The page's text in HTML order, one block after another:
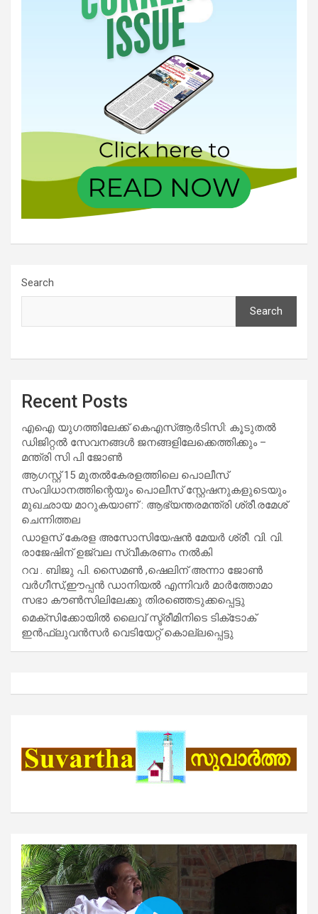
Search
Search
Recent Posts
എഐ യുഗത്തിലേക്ക് കെഎസ്ആർടിസി: കൂടുതൽ
ഡിജിറ്റൽ സേവനങ്ങൾ ജനങ്ങളിലേക്കെത്തിക്കും –
മന്ത്രി സി പി ജോൺ
ആഗസ്റ്റ് 15 മുതല്‍കേരളത്തിലെ പൊലീസ്
സംവിധാനത്തിന്റെയും പൊലീസ് സ്റ്റേഷനുകളുടെയും
മുഖഛായ മാറുകയാണ് : ആഭ്യന്തരമന്ത്രി ശ്രീ.രമേശ്
ചെന്നിത്തല
ഡാളസ് കേരള അസോസിയേഷൻ മേയർ ശ്രീ. വി. വി.
രാജേഷിന് ഉജ്വല സ്വീകരണം നൽകി
റവ . ബിജു പി. സൈമൺ ,ഷെലിന് അന്നാ ജോൺ
വർഗീസ്,ഈപ്പൻ ഡാനിയൽ എന്നിവർ മാർത്തോമാ
സഭാ കൗൺസിലിലേക്കു തിരഞ്ഞെടുക്കപ്പെട്ടു
മെക്സിക്കോയിൽ ലൈവ് സ്ട്രീമിനിടെ ടിക്‌ടോക്
ഇൻഫ്ലുവൻസർ വെടിയേറ്റ് കൊല്ലപ്പെട്ടു